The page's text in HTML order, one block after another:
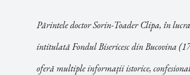
Părintele doctor Sorin-Toader Clipa, în
intitulată Fondul Bisericesc din Bucovina
oferă multiple informații istorice,